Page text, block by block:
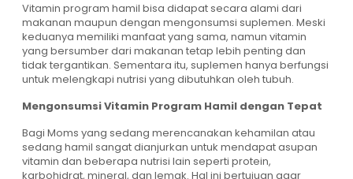
Vitamin program hamil bisa didapat secara alami dari
makanan maupun dengan mengonsumsi suplemen. Meski
keduanya memiliki manfaat yang sama, namun vitamin
yang bersumber dari makanan tetap lebih penting dan
tidak tergantikan. Sementara itu, suplemen hanya berfungsi
untuk melengkapi nutrisi yang dibutuhkan oleh tubuh.
Mengonsumsi Vitamin Program Hamil dengan Tepat
Bagi Moms yang sedang merencanakan kehamilan atau
sedang hamil sangat dianjurkan untuk mendapat asupan
vitamin dan beberapa nutrisi lain seperti protein,
karbohidrat, mineral, dan lemak. Hal ini bertujuan agar